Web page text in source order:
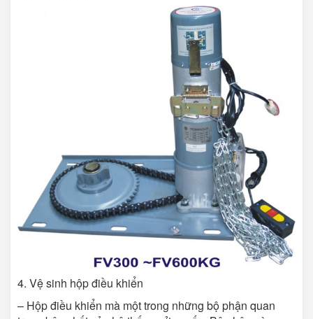
4. Vệ sinh hộp điều khiển
– Hộp điều khiển mà một trong những bộ phận quan